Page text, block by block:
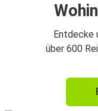
Entdecke
über 600